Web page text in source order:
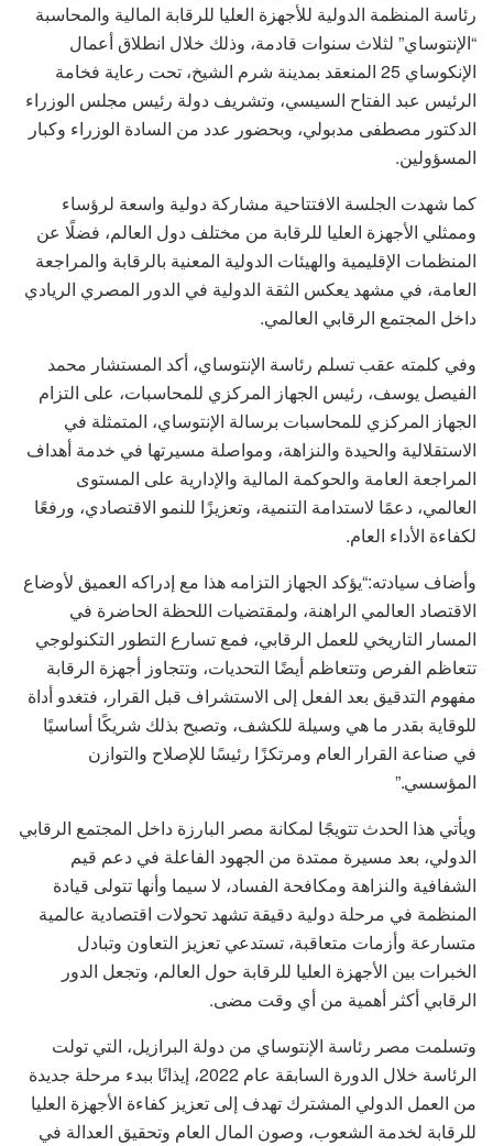
رئاسة المنظمة الدولية للأجهزة العليا للرقابة المالية والمحاسبة
“الإنتوساي” لثلاث سنوات قادمة، وذلك خلال انطلاق أعمال
الإنكوساي 25 المنعقد بمدينة شرم الشيخ، تحت رعاية فخامة
الرئيس عبد الفتاح السيسي، وتشريف دولة رئيس مجلس الوزراء
الدكتور مصطفى مدبولي، وبحضور عدد من السادة الوزراء وكبار
المسؤولين.
كما شهدت الجلسة الافتتاحية مشاركة دولية واسعة لرؤساء
وممثلي الأجهزة العليا للرقابة من مختلف دول العالم، فضلًا عن
المنظمات الإقليمية والهيئات الدولية المعنية بالرقابة والمراجعة
العامة، في مشهد يعكس الثقة الدولية في الدور المصري الريادي
داخل المجتمع الرقابي العالمي.
وفي كلمته عقب تسلم رئاسة الإنتوساي، أكد المستشار محمد
الفيصل يوسف، رئيس الجهاز المركزي للمحاسبات، على التزام
الجهاز المركزي للمحاسبات برسالة الإنتوساي، المتمثلة في
الاستقلالية والحيدة والنزاهة، ومواصلة مسيرتها في خدمة أهداف
المراجعة العامة والحوكمة المالية والإدارية على المستوى
العالمي، دعمًا لاستدامة التنمية، وتعزيزًا للنمو الاقتصادي، ورفعًا
لكفاءة الأداء العام.
وأضاف سيادته:“يؤكد الجهاز التزامه هذا مع إدراكه العميق لأوضاع
الاقتصاد العالمي الراهنة، ولمقتضيات اللحظة الحاضرة في
المسار التاريخي للعمل الرقابي، فمع تسارع التطور التكنولوجي
تتعاظم الفرص وتتعاظم أيضًا التحديات، وتتجاوز أجهزة الرقابة
مفهوم التدقيق بعد الفعل إلى الاستشراف قبل القرار، فتغدو أداة
للوقاية بقدر ما هي وسيلة للكشف، وتصبح بذلك شريكًا أساسيًا
في صناعة القرار العام ومرتكزًا رئيسًا للإصلاح والتوازن
المؤسسي.”
ويأتي هذا الحدث تتويجًا لمكانة مصر البارزة داخل المجتمع الرقابي
الدولي، بعد مسيرة ممتدة من الجهود الفاعلة في دعم قيم
الشفافية والنزاهة ومكافحة الفساد، لا سيما وأنها تتولى قيادة
المنظمة في مرحلة دولية دقيقة تشهد تحولات اقتصادية عالمية
متسارعة وأزمات متعاقبة، تستدعي تعزيز التعاون وتبادل
الخبرات بين الأجهزة العليا للرقابة حول العالم، وتجعل الدور
الرقابي أكثر أهمية من أي وقت مضى.
وتسلمت مصر رئاسة الإنتوساي من دولة البرازيل، التي تولت
الرئاسة خلال الدورة السابقة عام 2022، إيذانًا ببدء مرحلة جديدة
من العمل الدولي المشترك تهدف إلى تعزيز كفاءة الأجهزة العليا
للرقابة لخدمة الشعوب، وصون المال العام وتحقيق العدالة في